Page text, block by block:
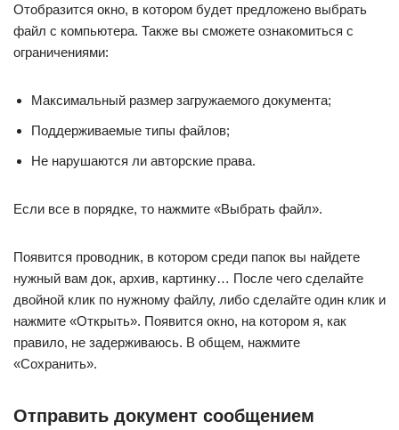
Отобразится окно, в котором будет предложено выбрать
файл с компьютера. Также вы сможете ознакомиться с
ограничениями:
Максимальный размер загружаемого документа;
Поддерживаемые типы файлов;
Не нарушаются ли авторские права.
Если все в порядке, то нажмите «Выбрать файл».
Появится проводник, в котором среди папок вы найдете
нужный вам док, архив, картинку… После чего сделайте
двойной клик по нужному файлу, либо сделайте один клик и
нажмите «Открыть». Появится окно, на котором я, как
правило, не задерживаюсь. В общем, нажмите
«Сохранить».
Отправить документ сообщением